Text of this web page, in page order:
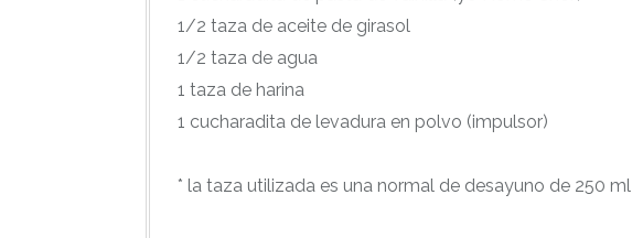
1/2 taza de aceite de girasol
1/2 taza de agua
1 taza de harina
1 cucharadita de levadura en polvo (impulsor)
* la taza utilizada es una normal de desayuno de 250 ml